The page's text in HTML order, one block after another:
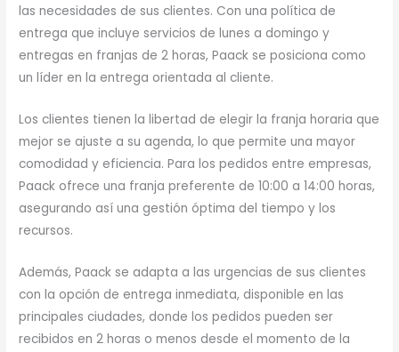
las necesidades de sus clientes. Con una política de
entrega que incluye servicios de lunes a domingo y
entregas en franjas de 2 horas, Paack se posiciona como
un líder en la entrega orientada al cliente.
Los clientes tienen la libertad de elegir la franja horaria que
mejor se ajuste a su agenda, lo que permite una mayor
comodidad y eficiencia. Para los pedidos entre empresas,
Paack ofrece una franja preferente de 10:00 a 14:00 horas,
asegurando así una gestión óptima del tiempo y los
recursos.
Además, Paack se adapta a las urgencias de sus clientes
con la opción de entrega inmediata, disponible en las
principales ciudades, donde los pedidos pueden ser
recibidos en 2 horas o menos desde el momento de la